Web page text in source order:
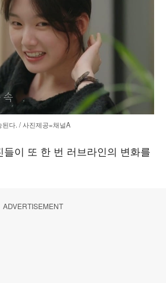
다. / 사진제공=채널A
이 또 한 번 러브라인의 변화를
ADVERTISEMENT